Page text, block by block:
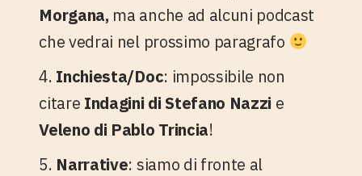
Morgana, ma anche ad alcuni podcast
che vedrai nel prossimo paragrafo
4. Inchiesta/Doc: impossibile non
citare Indagini di Stefano Nazzi e
Veleno di Pablo Trincia!
5. Narrative: siamo di fronte al